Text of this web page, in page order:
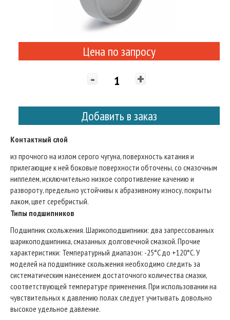
Цена по запросу
- +
Добавить в заказ
Контактный слой
из прочного на излом серого чугуна, поверхность катания и
прилегающие к ней боковые поверхности обточены, со смазочным
ниппелем, исключительно низкое сопротивление качению и
развороту, предельно устойчивы к абразивному износу, покрыты
лаком, цвет серебристый.
Типы подшипников
Подшипник скольжения. Шарикоподшипники: два запрессованных
шарикоподшипника, смазанных долговечной смазкой. Прочие
характеристики: Температурный диапазон: -25°C до +120°C. У
моделей на подшипнике скольжения необходимо следить за
систематическим нанесением достаточного количества смазки,
соответствующей температуре применения. При использовании на
чувствительных к давлению полах следует учитывать довольно
высокое удельное давление.